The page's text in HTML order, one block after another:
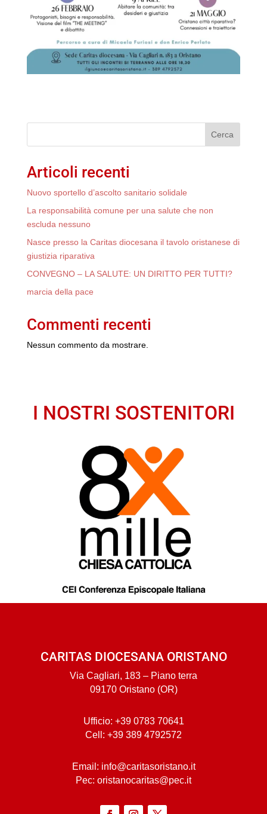
Cerca
Articoli recenti
Nuovo sportello d’ascolto sanitario solidale
La responsabilità comune per una salute che non
escluda nessuno
Nasce presso la Caritas diocesana il tavolo oristanese di
giustizia riparativa
CONVEGNO – LA SALUTE: UN DIRITTO PER TUTTI?
marcia della pace
Commenti recenti
Nessun commento da mostrare.
I NOSTRI SOSTENITORI
CARITAS DIOCESANA ORISTANO
Via Cagliari, 183 – Piano terra
09170 Oristano (OR)
Ufficio: +39 0783 70641
Cell: +39 389 4792572
Email: info@caritasoristano.it
Pec: oristanocaritas@pec.it